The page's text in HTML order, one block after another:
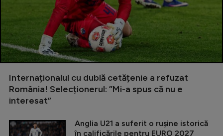
Internaționalul cu dublă cetățenie a refuzat
România! Selecționerul: ”Mi-a spus că nu e
interesat”
Anglia U21 a suferit o rușine istorică
în calificările pentru EURO 2027